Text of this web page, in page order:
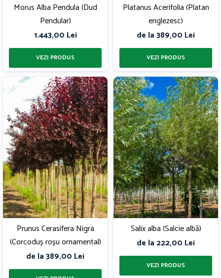
Morus Alba Pendula (Dud
Pendular)
1.443,00 Lei
Platanus Acerifolia (Platan
englezesc)
de la 389,00 Lei
Prunus Cerasifera Nigra
(Corcoduș roșu ornamental)
de la 389,00 Lei
Salix alba (Salcie albă)
de la 222,00 Lei